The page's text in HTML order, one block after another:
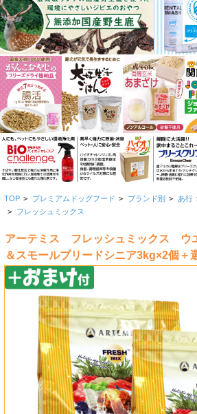
TOP > プレミアムドッグフード > ブランド別 > あ行
> フレッシュミックス
アーテミス フレッシュミックス ウ
＆スモールブリードシニア3kg×2個＋